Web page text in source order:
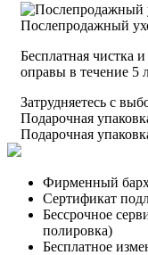
Послепродажный
Бесплатная чистка
оправы в течение 5
Затрудняетесь с
Подарочная
Подарочная
Фирменный
Сертификат
Бессрочное
полировка)
Бесплатное